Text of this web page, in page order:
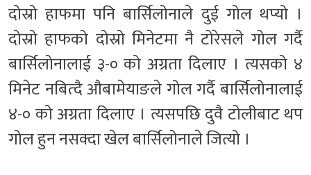
दोस्रो हाफमा पनि बार्सिलोनाले दुई गोल थप्यो ।
दोस्रो हाफको दोस्रो मिनेटमा नै टोरेसले गोल गर्दै
बार्सिलोनालाई ३-० को अग्रता दिलाए । त्यसको ४
मिनेट नबित्दै औबामेयाङले गोल गर्दै बार्सिलोनालाई
४-० को अग्रता दिलाए । त्यसपछि दुवै टोलीबाट थप
गोल हुन नसक्दा खेल बार्सिलोनाले जित्यो ।